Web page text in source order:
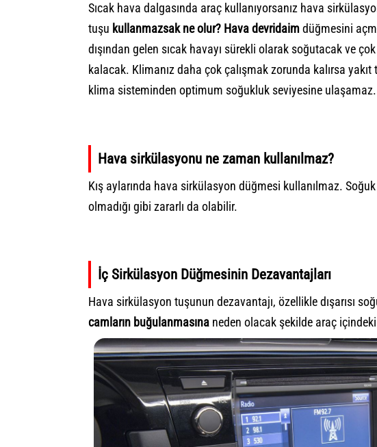
Sıcak hava dalgasında araç kullanıyorsanız hava
tuşu kullanmazsak ne olur? Hava devridaimdüğmesini
dışından gelen sıcak havayı sürekli olarak soğutacak ve
kalacak. Klimanız daha çok çalışmak zorunda kalırsa
klima sisteminden optimum soğukluk seviyesine ulaşamaz.
Hava sirkülasyonu ne zaman kullanılmaz?
Kış aylarında hava sirkülasyon düğmesi kullanılmaz.
olmadığı gibi zararlı da olabilir.
İç Sirkülasyon Düğmesinin Dezavantajları
Hava sirkülasyon tuşunun dezavantajı, özellikle dışarısı
camların buğulanmasına neden olacak şekilde araç